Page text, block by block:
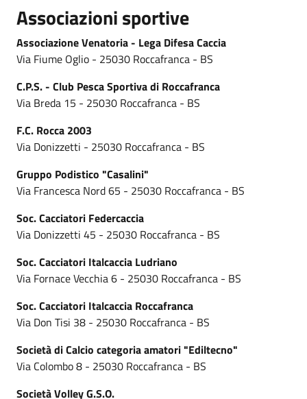
Associazioni sportive
Associazione Venatoria - Lega Difesa Caccia
Via Fiume Oglio - 25030 Roccafranca - BS
C.P.S. - Club Pesca Sportiva di Roccafranca
Via Breda 15 - 25030 Roccafranca - BS
F.C. Rocca 2003
Via Donizzetti - 25030 Roccafranca - BS
Gruppo Podistico "Casalini"
Via Francesca Nord 65 - 25030 Roccafranca - BS
Soc. Cacciatori Federcaccia
Via Donizzetti 45 - 25030 Roccafranca - BS
Soc. Cacciatori Italcaccia Ludriano
Via Fornace Vecchia 6 - 25030 Roccafranca - BS
Soc. Cacciatori Italcaccia Roccafranca
Via Don Tisi 38 - 25030 Roccafranca - BS
Società di Calcio categoria amatori "Ediltecno"
Via Colombo 8 - 25030 Roccafranca - BS
Società Volley G.S.O.